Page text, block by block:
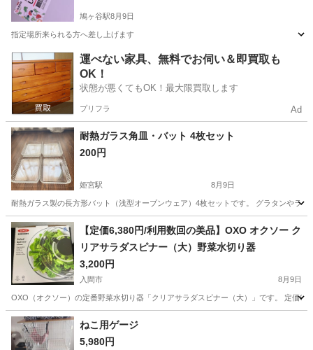
鳩ヶ谷駅8月9日
指定場所来られる方へ差し上げます
埼玉 川口市 鳩ヶ谷駅 食器 場所
運べない家具、無料でお伺い＆即買取も
OK！
状態が悪くてもOK！最大限買取します
プリフラ Ad
耐熱ガラス角皿・バット 4枚セット
200円
姫宮駅 8月9日
耐熱ガラス製の長方形バット（浅型オーブンウェア）4枚セットです。 グラタンやラ
埼玉 南埼玉郡 姫宮駅 調理器具
【定価6,380円/利用数回の美品】OXO オクソー ク
リアサラダスピナー（大）野菜水切り器
3,200円
入間市 8月9日
OXO（オクソー）の定番野菜水切り器「クリアサラダスピナー（大）」です。 定価
埼玉 入間市 調理器具
ねこ用ゲージ
5,980円